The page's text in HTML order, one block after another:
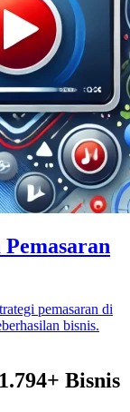
pemasaran di
bisnis.
1.794+ Bisnis